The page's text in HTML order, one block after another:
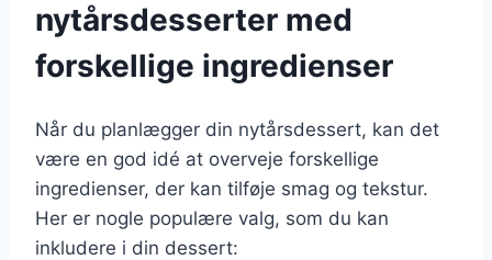
nytårsdesserter med
forskellige ingredienser
Når du planlægger din nytårsdessert, kan det
være en god idé at overveje forskellige
ingredienser, der kan tilføje smag og tekstur.
Her er nogle populære valg, som du kan
inkludere i din dessert: